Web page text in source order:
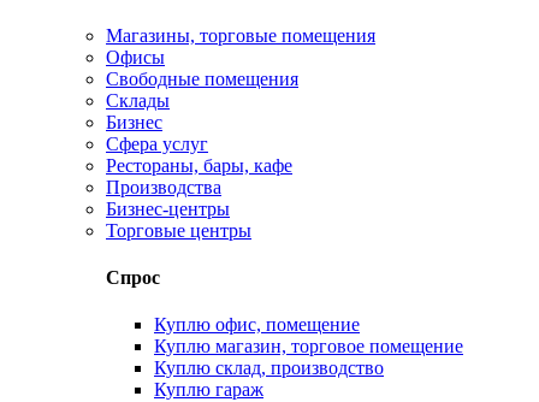
Магазины, торговые помещения
Офисы
Свободные помещения
Склады
Бизнес
Сфера услуг
Рестораны, бары, кафе
Производства
Бизнес-центры
Торговые центры
Спрос
Куплю офис, помещение
Куплю магазин, торговое помещение
Куплю склад, производство
Куплю гараж